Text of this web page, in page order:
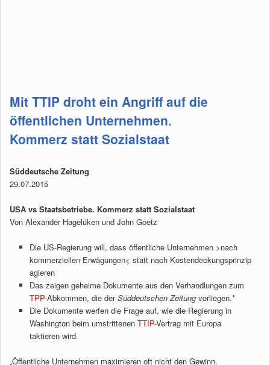
Mit TTIP droht ein Angriff auf die
öffentlichen Unternehmen.
Kommerz statt Sozialstaat
Süddeutsche Zeitung
29.07.2015
USA vs Staatsbetriebe. Kommerz statt Sozialstaat
Von Alexander Hagelüken und John Goetz
Die US-Regierung will, dass öffentliche Unternehmen >nach
kommerziellen Erwägungen< statt nach Kostendeckungsprinzip
agieren
Das zeigen geheime Dokumente aus den Verhandlungen zum
TPP-Abkommen, die derSüddeutschen Zeitungvorliegen.*
Die Dokumente werfen die Frage auf, wie die Regierung in
Washington beim umstrittenen TTIP-Vertrag mit Europa
taktieren wird.
„Öffentliche Unternehmen maximieren oft nicht den Gewinn.